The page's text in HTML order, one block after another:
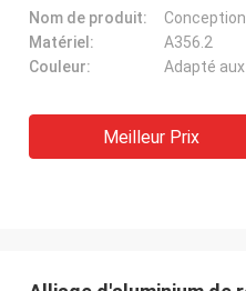
Nom de produit:
Matériel:
A356.2
Couleur:
Adapté
Meilleur Prix